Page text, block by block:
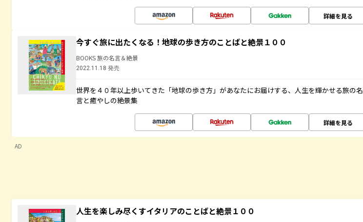
詳細を見る
今すぐ旅に出たくなる！地球の歩き方のことばと絶景１００
BOOKS 旅の名言＆絶景
2022.11.18 発売
世界を４０年以上歩いてきた「地球の歩き方」があなたにお届けする、人生を輝かせる旅の名
言と癒やしの絶景集
詳細を見る
AD
人生を楽しみ尽くすイタリアのことばと絶景１００